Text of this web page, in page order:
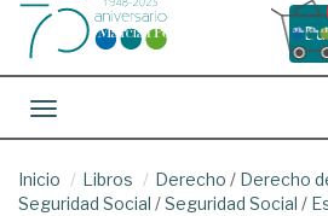
Toggle navigation
Inicio Libros Derecho / Derecho
Seguridad Social /Seguridad Social /